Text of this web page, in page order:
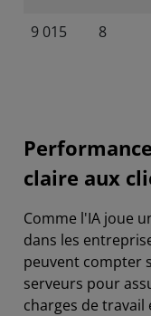
9 015 8
claire aux
Comme l'IA joue
dans les
peuvent compter
serveurs pour
charges de travail